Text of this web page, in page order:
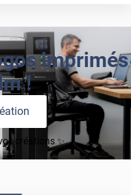
imprimés
!
créations ✨